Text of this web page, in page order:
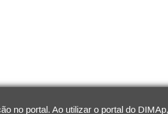
no portal. Ao utilizar o portal do